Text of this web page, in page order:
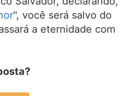
", você será salvo do
a eternidade com